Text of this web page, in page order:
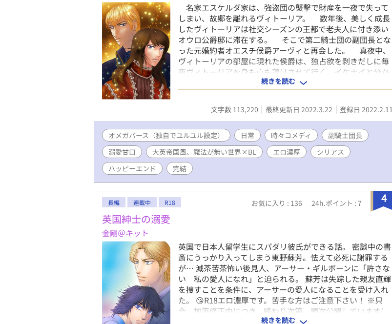
名家エスケルダ家は、強盗団の襲撃で財産を一夜で失って
しまい、故郷を離れるヴィトーリア。 数年後、美しく成長
したヴィトーリアは社交シーズンの王都で老夫人に付き添い
オウロ公爵邸に滞在する。 そこで第二騎士団の副団長とな
った元婚約者オエスチ侯爵アーヴィと再会した。 真夜中、
ヴィトーリアの部屋に現れた侯爵は、独占欲を剥きだしに毎
夜ヴィトーリアを身も心も蕩けさせて行く。イケナイと分か
っていても侯爵に抵抗出来ないヴィトーリアの甘い葛藤が始
まる。 😓※お話に都合の良い、ユルユル・オメガバースで
す！ご容赦を。 💗※エロ濃厚でイチャイチャ多めです。苦手
な方はご注意下さい。
続きを読む
文字数 113,220 最終更新日 2022.3.22 登録日 2022.2.11
オメガバース（独自でユルユル設定） 日常 時々コメディ
副騎士団長
溺愛甘口
大英帝国風、魔法が無い世界×BL エロ濃厚
シリアス
ハッピーエンド
完結
4
長編 連載中 R18 お気に入り : 136 24h.ポイント : 7
英国紳士の溺愛
金剛＠キット
英国で日本人留学生にスパダリ彼氏ができる話。 密談中の書
斎にうっかり入ってしまう東野蘇芳。怯えて必死に謝罪する
が… 滅茶苦茶怖い後見人、アーサー・ギルボーンに「許さな
い 私の愛人になれ」と迫られる。 蘇芳は失踪した親友直輝
を捜すことを条件に、アーサーの愛人になることを受け入れ
た。 😘R18エロ濃厚です。苦手な方はご注意下さい！ ※只
今、加筆修正中につき、終わり次第、順次公開しています(-
続きを読む